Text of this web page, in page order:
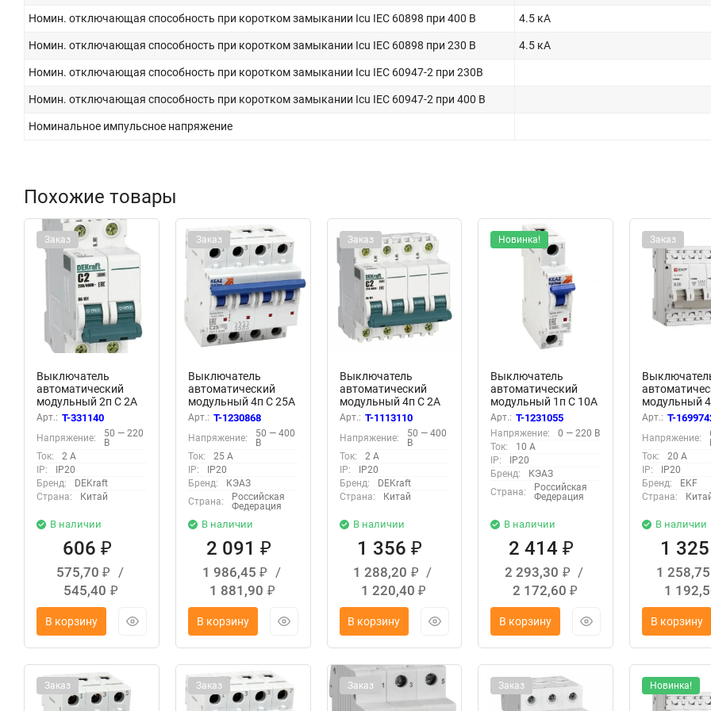
Номин. отключающая способность при коротком замыкании Icu IEC 60898 при 400 В 4.5 кА
Номин. отключающая способность при коротком замыкании Icu IEC 60898 при 230 В 4.5 кА
Номин. отключающая способность при коротком замыкании Icu IEC 60947-2 при 230В
Номин. отключающая способность при коротком замыкании Icu IEC 60947-2 при 400 В
Номинальное импульсное напряжение
Похожие товары
Заказ
Выключатель
автоматический
модульный 2п C 2А
4.5кА ВА-101 DEKraft
Арт.: T-331140
Напряжение:
50 — 220
В
Ток:
2 А
IP:
IP20
Бренд:
DEKraft
Страна:
Китай
В наличии
606 ₽
575,70 ₽
/
545,40 ₽
В корзину
Заказ
Выключатель
автоматический
модульный 4п C 25А
6кА OptiDin BM63-
4C25-УХЛ3 КЭАЗ
260890
Арт.: T-1230868
Напряжение:
50 — 400
В
Ток:
25 А
IP:
IP20
Бренд:
КЭАЗ
Страна:
Российская
Федерация
В наличии
2 091 ₽
1 986,45 ₽
/
1 881,90 ₽
В корзину
Заказ
Выключатель
автоматический
модульный 4п C 2А
4.5кА ВА-101 DEKraft
Арт.: T-1113110
Напряжение:
50 — 400
В
Ток:
2 А
IP:
IP20
Бренд:
DEKraft
Страна:
Китай
В наличии
1 356₽
1 288,20 ₽
/
1 220,40 ₽
В корзину
Новинка!
Выключатель
автоматический
модульный 1п C 10А
OptiDin BM63-1C10-
DC-УХЛ3 КЭАЗ
261157
Арт.: T-1231055
Напряжение:
0 — 220 В
Ток:
10 А
IP:
IP20
Бренд:
КЭАЗ
Страна:
Российская
Федерация
В наличии
2 414₽
2 293,30 ₽
/
2 172,60 ₽
В корзину
Заказ
модульный
6кА ВА 47-
M636420B
Арт.: T-
Напряжение:
Ток:
20 А
IP:
IP20
Бренд:
EKF
Страна:
В наличии
1
1 258,75
1
В корзину
Заказ Заказ Заказ Заказ Новинка!